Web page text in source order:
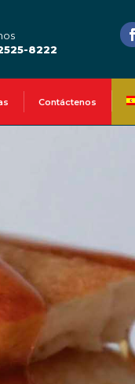
8222
Contáctenos